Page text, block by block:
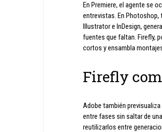
En Premiere, el agente se
entrevistas. En Photoshop,
Illustrator e InDesign,
fuentes que faltan. Firefly,
cortos y ensambla
Firefly
Adobe también
entre fases sin saltar de
reutilizarlos entre